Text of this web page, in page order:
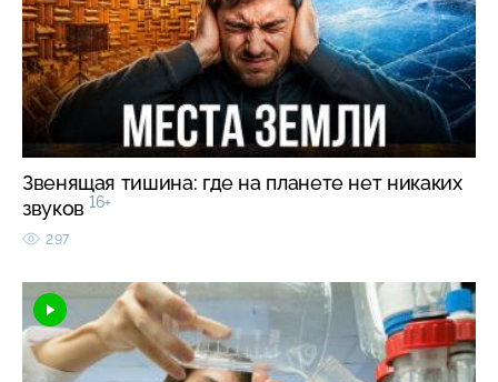
Звенящая тишина: где на планете нет никаких
звуков 16+
297